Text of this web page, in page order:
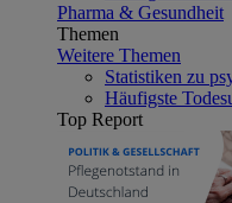
Pharma & Gesundheit
Themen
Weitere Themen
Statistiken zu
Häufigste
Top Report